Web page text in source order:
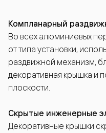
Компланарный
Во всех алюминиевых
от типа установки,
раздвижной механизм,
декоративная крышка и
плоскости.
Скрытые инженерные
Декоративные крышки